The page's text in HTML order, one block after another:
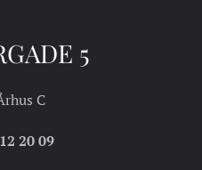
5
C
20 09